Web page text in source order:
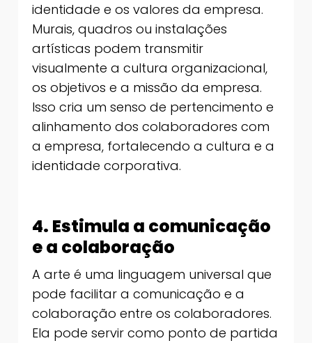
identidade e os valores da empresa.
Murais, quadros ou instalações
artísticas podem transmitir
visualmente a cultura organizacional,
os objetivos e a missão da empresa.
Isso cria um senso de pertencimento e
alinhamento dos colaboradores com
a empresa, fortalecendo a cultura e a
identidade corporativa.
4. Estimula a comunicação
e a colaboração
A arte é uma linguagem universal que
pode facilitar a comunicação e a
colaboração entre os colaboradores.
Ela pode servir como ponto de partida